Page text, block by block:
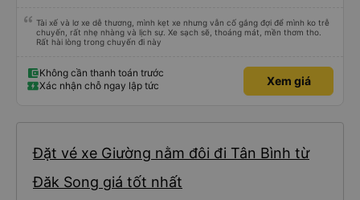
Tài xế và lơ xe dễ thương, mình kẹt xe nhưng vẫn cố gắng đợi để mình ko trễ
chuyến, rất nhẹ nhàng và lịch sự. Xe sạch sẽ, thoáng mát, mền thơm tho.
Rất hài lòng trong chuyến đi này
Không cần thanh toán trước
Xác nhận chỗ ngay lập tức
Xem giá
Đặt vé xe Giường nằm đôi đi Tân Bình từ
Đăk Song giá tốt nhất